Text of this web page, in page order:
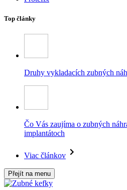
Top články
Druhy vykladacích zubných
Čo Vás zaujíma o zubných
implantátoch
Viac článkov
Přejít na menu